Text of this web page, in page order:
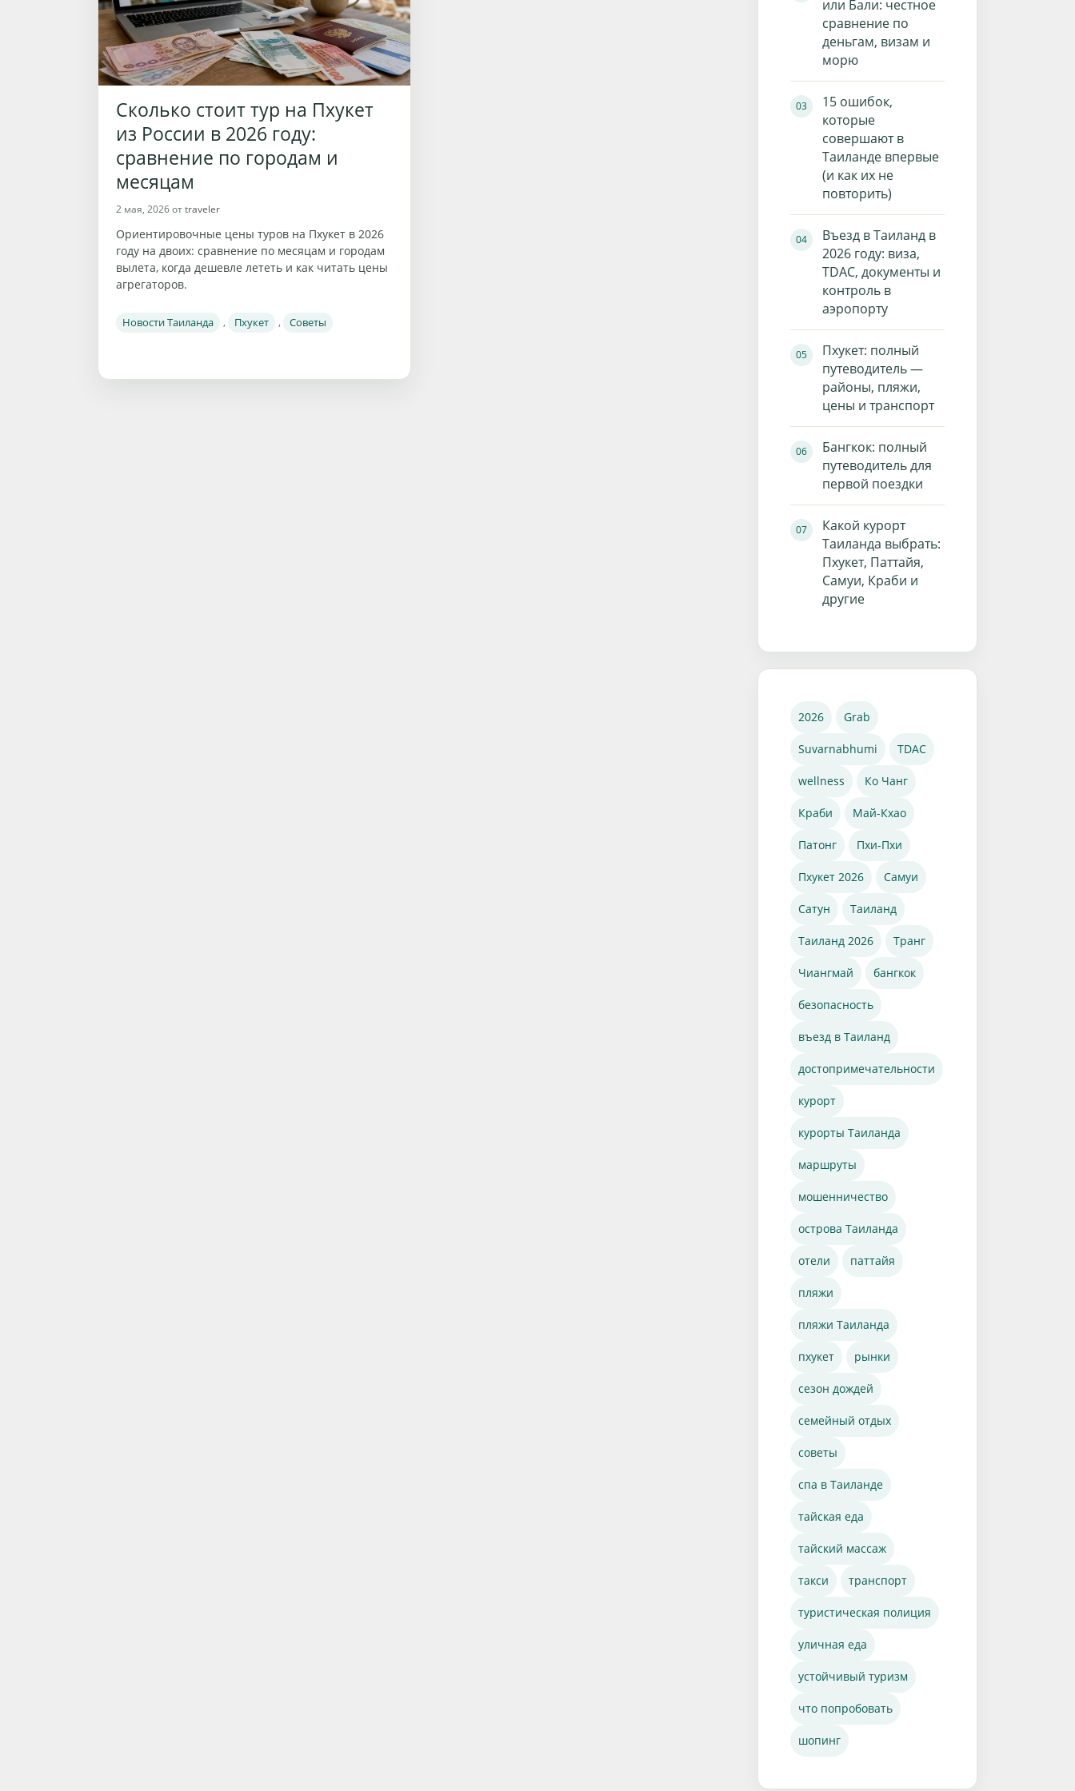
Сколько стоит тур на Пхукет
из России в 2026 году:
сравнение по городам и
месяцам
2 мая, 2026отtraveler
Ориентировочные цены туров на Пхукет в 2026
году на двоих: сравнение по месяцам и городам
вылета, когда дешевле лететь и как читать цены
агрегаторов.
Рубрики
Новости Таиланда , Пхукет , Советы
или Бали: честное
сравнение по
деньгам, визам и
морю
15 ошибок,
которые
совершают в
Таиланде впервые
(и как их не
повторить)
Въезд в Таиланд в
2026 году: виза,
TDAC, документы и
контроль в
аэропорту
Пхукет: полный
путеводитель —
районы, пляжи,
цены и транспорт
Бангкок: полный
путеводитель для
первой поездки
Какой курорт
Таиланда выбрать:
Пхукет, Паттайя,
Самуи, Краби и
другие
2026 Grab
Suvarnabhumi TDAC
wellness Ко Чанг
Краби Май-Кхао
Патонг Пхи-Пхи
Пхукет 2026 Самуи
Сатун Таиланд
Таиланд 2026 Транг
Чиангмай бангкок
безопасность
въезд в Таиланд
достопримечательности
курорт
курорты Таиланда
маршруты
мошенничество
острова Таиланда
отели паттайя
пляжи
пляжи Таиланда
пхукет рынки
сезон дождей
семейный отдых
советы
спа в Таиланде
тайская еда
тайский массаж
такси транспорт
туристическая полиция
уличная еда
устойчивый туризм
что попробовать
шопинг